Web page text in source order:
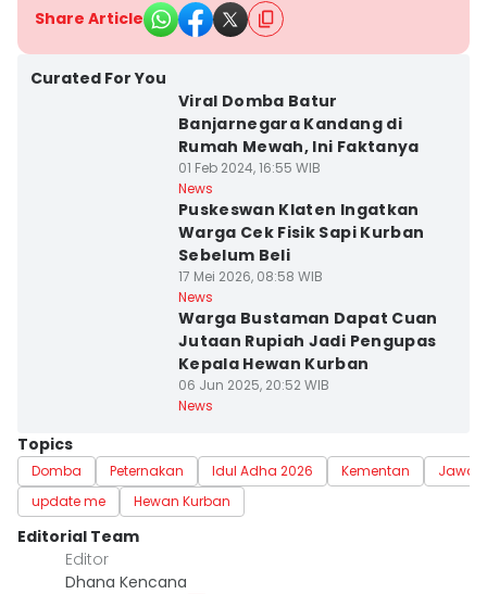
Share Article
Curated For You
Viral Domba Batur
Banjarnegara Kandang di
Rumah Mewah, Ini Faktanya
01 Feb 2024, 16:55 WIB
News
Puskeswan Klaten Ingatkan
Warga Cek Fisik Sapi Kurban
Sebelum Beli
17 Mei 2026, 08:58 WIB
News
Warga Bustaman Dapat Cuan
Jutaan Rupiah Jadi Pengupas
Kepala Hewan Kurban
06 Jun 2025, 20:52 WIB
News
Topics
Domba Peternakan Idul Adha 2026 Kementan
Jawa
update me
Hewan Kurban
Editorial Team
Editor
Dhana Kencana